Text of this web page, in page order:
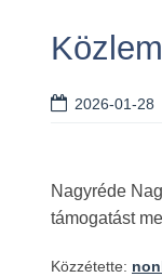
2026-01-28
Nagyréde
támogatást
Közzétette: